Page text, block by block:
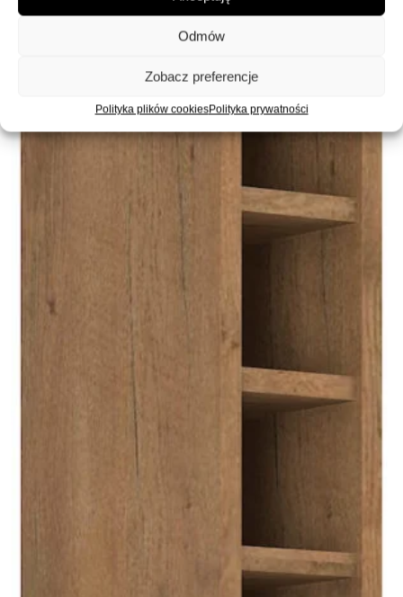
Odmów
Zobacz preferencje
Polityka plików cookiesPolityka prywatności